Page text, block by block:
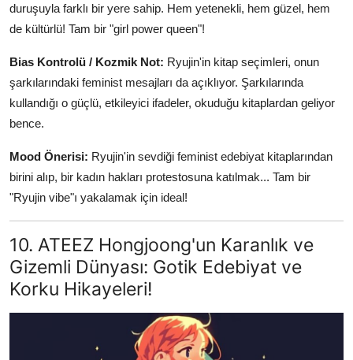
duruşuyla farklı bir yere sahip. Hem yetenekli, hem güzel, hem
de kültürlü! Tam bir "girl power queen"!
Bias Kontrolü / Kozmik Not: Ryujin'in kitap seçimleri, onun
şarkılarındaki feminist mesajları da açıklıyor. Şarkılarında
kullandığı o güçlü, etkileyici ifadeler, okuduğu kitaplardan geliyor
bence.
Mood Önerisi: Ryujin'in sevdiği feminist edebiyat kitaplarından
birini alıp, bir kadın hakları protestosuna katılmak... Tam bir
"Ryujin vibe"ı yakalamak için ideal!
10. ATEEZ Hongjoong'un Karanlık ve
Gizemli Dünyası: Gotik Edebiyat ve
Korku Hikayeleri!